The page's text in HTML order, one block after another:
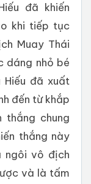
đã khiến
khi tiếp tục
Muay Thái
dáng nhỏ bé
Hiếu đã xuất
đến từ khắp
thắng chung
thắng này
ngôi vô địch
và là tấm